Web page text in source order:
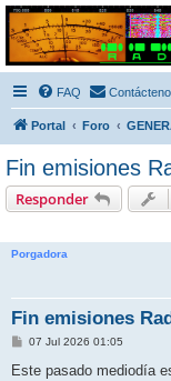
Radio
Foro de Radio Frecuencias
FAQ
Portal Foro
Fin emisiones
Responder
Porgadora
Fin emisiones
M
n
07 Jul 2026 01:05
Este pasado mediodía